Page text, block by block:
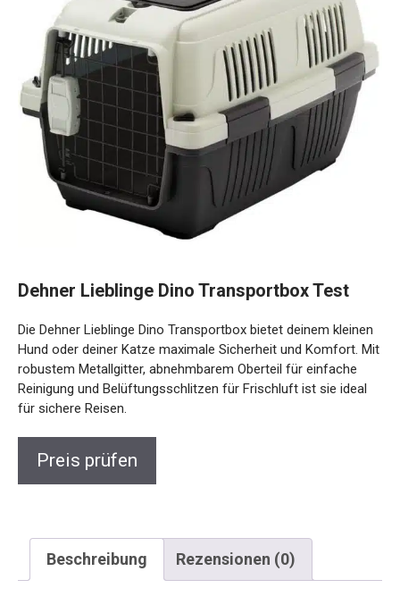
Dehner Lieblinge Dino Transportbox Test
Die Dehner Lieblinge Dino Transportbox bietet deinem kleinen
Hund oder deiner Katze maximale Sicherheit und Komfort. Mit
robustem Metallgitter, abnehmbarem Oberteil für einfache
Reinigung und Belüftungsschlitzen für Frischluft ist sie ideal
für sichere Reisen.
Preis prüfen
Beschreibung Rezensionen (0)